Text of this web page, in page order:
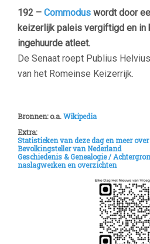
192 – Commodus wordt door
keizerlijk paleis vergiftigd en in
ingehuurde atleet.
De Senaat roept Publius
van het Romeinse Keizerrijk.
Bronnen: o.a.Wikipedia
Extra:
Statistieken van deze dag en meer
Bevolkingsteller van Nederland
Geschiedenis & Genealogie /
naslagwerken en overzichten